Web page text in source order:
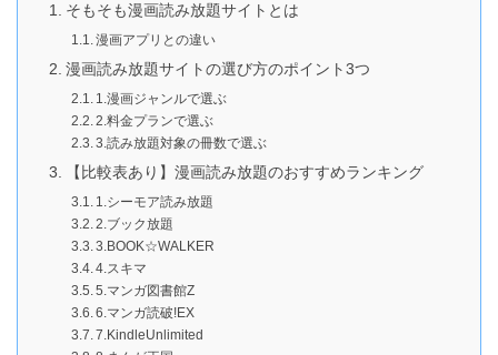
そもそも漫画読み放題サイトとは
漫画アプリとの違い
漫画読み放題サイトの選び方のポイント3つ
1.漫画ジャンルで選ぶ
2.料金プランで選ぶ
3.読み放題対象の冊数で選ぶ
【比較表あり】漫画読み放題のおすすめランキング
1.シーモア読み放題
2.ブック放題
3.BOOK☆WALKER
4.スキマ
5.マンガ図書館Z
6.マンガ読破!EX
7.KindleUnlimited